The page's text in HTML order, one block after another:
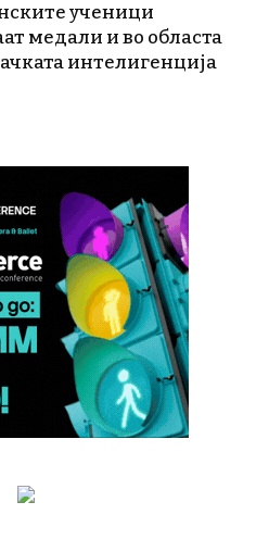
ученици
медали и во областа
интелигенција